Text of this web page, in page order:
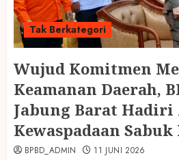
Tak Berkategori
Wujud Komitmen
Keamanan Daerah,
Jabung Barat Hadiri
Kewaspadaan
BPBD_ADMIN 11 JUNI 2026